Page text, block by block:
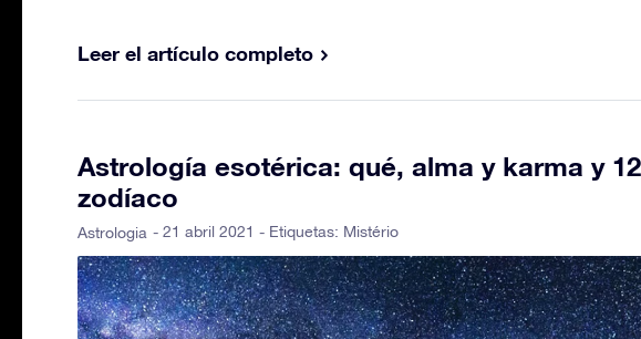
Leer el artículo completo
Astrología esotérica: qué, alma y karma y
zodíaco
Astrologia - 21 abril 2021 - Etiquetas: Mistério